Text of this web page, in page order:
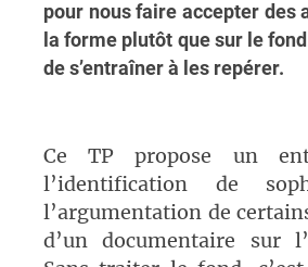
pour nous faire accepter des
la forme plutôt que sur le
de s’entraîner à les repérer.
Ce TP propose un
l’identification de
l’argumentation de
d’un documentaire sur